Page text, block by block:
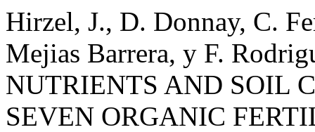
Hirzel, J., D. Donnay, C.
Mejias Barrera, y F.
NUTRIENTS AND SOIL
SEVEN ORGANIC